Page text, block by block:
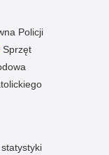
Policji
Sprzęt